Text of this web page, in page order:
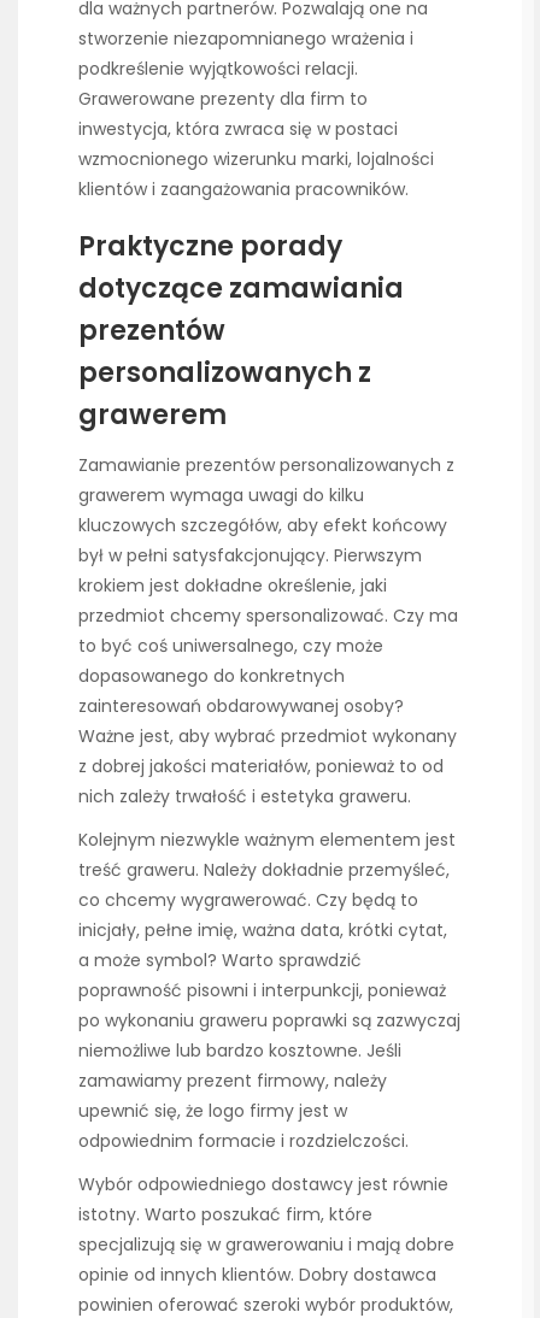
dla ważnych partnerów. Pozwalają one na
stworzenie niezapomnianego wrażenia i
podkreślenie wyjątkowości relacji.
Grawerowane prezenty dla firm to
inwestycja, która zwraca się w postaci
wzmocnionego wizerunku marki, lojalności
klientów i zaangażowania pracowników.
Praktyczne porady
dotyczące zamawiania
prezentów
personalizowanych z
grawerem
Zamawianie prezentów personalizowanych z
grawerem wymaga uwagi do kilku
kluczowych szczegółów, aby efekt końcowy
był w pełni satysfakcjonujący. Pierwszym
krokiem jest dokładne określenie, jaki
przedmiot chcemy spersonalizować. Czy ma
to być coś uniwersalnego, czy może
dopasowanego do konkretnych
zainteresowań obdarowywanej osoby?
Ważne jest, aby wybrać przedmiot wykonany
z dobrej jakości materiałów, ponieważ to od
nich zależy trwałość i estetyka graweru.
Kolejnym niezwykle ważnym elementem jest
treść graweru. Należy dokładnie przemyśleć,
co chcemy wygrawerować. Czy będą to
inicjały, pełne imię, ważna data, krótki cytat,
a może symbol? Warto sprawdzić
poprawność pisowni i interpunkcji, ponieważ
po wykonaniu graweru poprawki są zazwyczaj
niemożliwe lub bardzo kosztowne. Jeśli
zamawiamy prezent firmowy, należy
upewnić się, że logo firmy jest w
odpowiednim formacie i rozdzielczości.
Wybór odpowiedniego dostawcy jest równie
istotny. Warto poszukać firm, które
specjalizują się w grawerowaniu i mają dobre
opinie od innych klientów. Dobry dostawca
powinien oferować szeroki wybór produktów,